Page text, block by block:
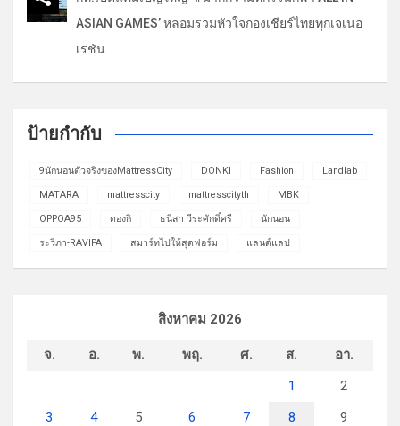
ASIAN GAMES’ หลอมรวมหัวใจกองเชียร์ไทยทุกเจเนอ
เรชัน
ป้ายกำกับ
9นักนอนตัวจริงของMattressCity DONKI Fashion Landlab
MATARA mattresscity mattresscityth MBK
OPPOA95 ดองกิ ธนิสา วีระศักดิ์ศรี นักนอน
ระวิภา-RAVIPA สมาร์ทไปให้สุดฟอร์ม แลนด์แลป
สิงหาคม 2026
จ. อ. พ. พฤ. ศ. ส.
อา.
1
2
3
4 5 6 7 8
9